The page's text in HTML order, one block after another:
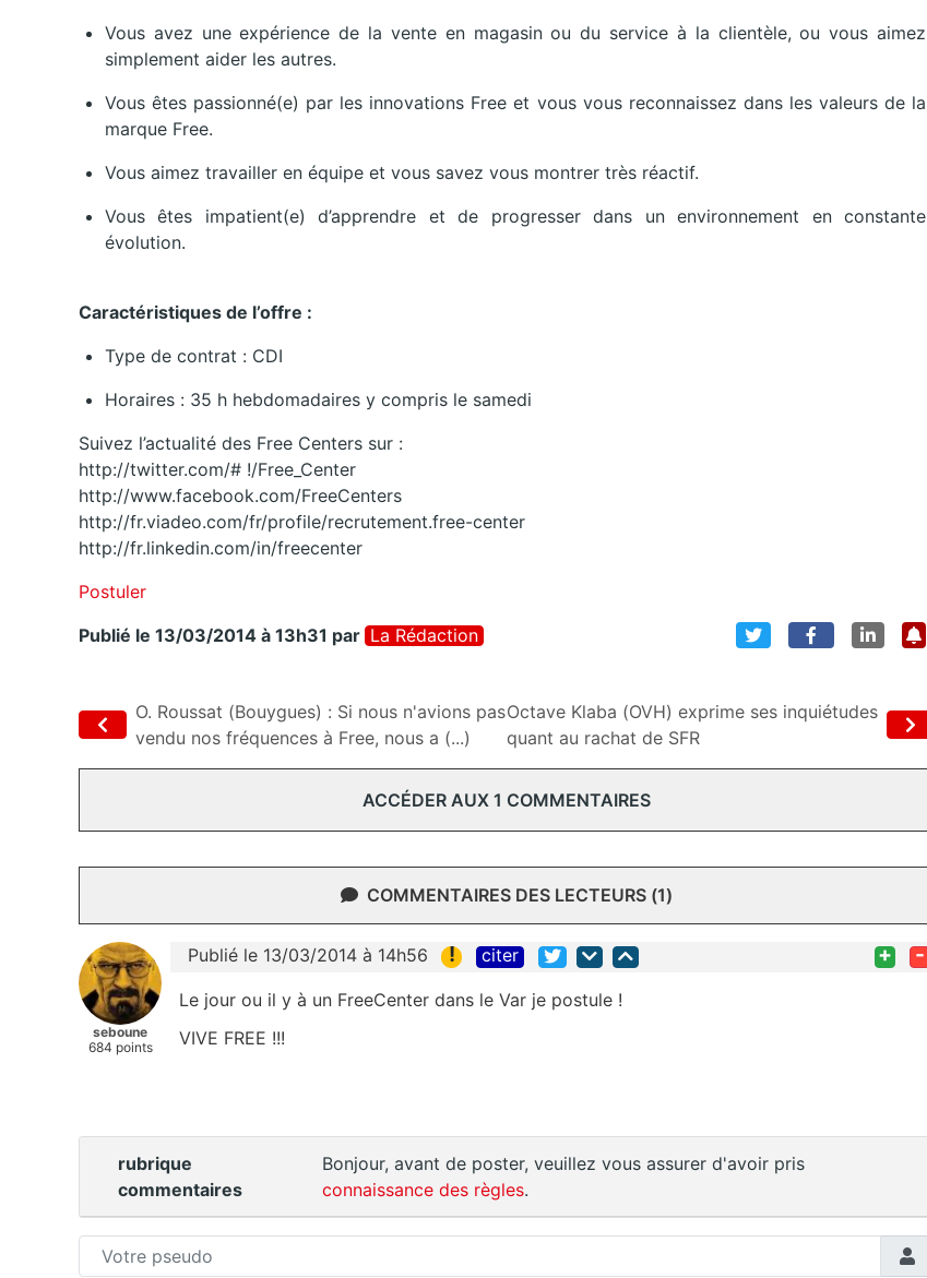
Vous avez une expérience de la vente en magasin ou du service à la clientèle, ou vous aimez
simplement aider les autres.
Vous êtes passionné(e) par les innovations Free et vous vous reconnaissez dans les valeurs de la
marque Free.
Vous aimez travailler en équipe et vous savez vous montrer très réactif.
Vous êtes impatient(e) d’apprendre et de progresser dans un environnement en constante
évolution.
Caractéristiques de l’offre :
Type de contrat : CDI
Horaires : 35 h hebdomadaires y compris le samedi
Suivez l’actualité des Free Centers sur :
http://twitter.com/# !/Free_Center
http://www.facebook.com/FreeCenters
http://fr.viadeo.com/fr/profile/recrutement.free-center
http://fr.linkedin.com/in/freecenter
Postuler
Publié le 13/03/2014 à 13h31 par La Rédaction
O. Roussat (Bouygues) : Si nous n'avions pas
vendu nos fréquences à Free, nous a (...)
Octave Klaba (OVH) exprime ses inquiétudes
quant au rachat de SFR
ACCÉDER AUX 1 COMMENTAIRES
COMMENTAIRES DES LECTEURS (1)
seboune
684 points
Publié le 13/03/2014 à 14h56 ! citer + -
Le jour ou il y à un FreeCenter dans le Var je postule !
VIVE FREE !!!
rubrique
commentaires
Bonjour, avant de poster, veuillez vous assurer d'avoir pris
connaissance des règles.